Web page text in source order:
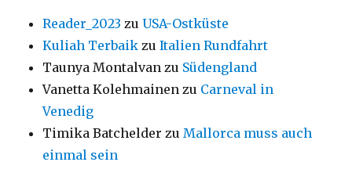
Reader_2023 zuUSA-Ostküste
Kuliah Terbaik zuItalien Rundfahrt
Taunya Montalvan zu Südengland
Vanetta Kolehmainen zu Carneval in
Venedig
Timika Batchelder zu Mallorca muss auch
einmal sein